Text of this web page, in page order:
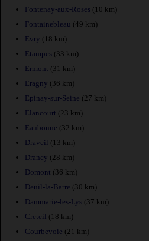
Fontenay-aux-Roses (10 km)
Fontainebleau (49 km)
Evry (18 km)
Etampes (33 km)
Ermont (31 km)
Eragny (36 km)
Epinay-sur-Seine (27 km)
Elancourt (23 km)
Eaubonne (32 km)
Draveil (13 km)
Drancy (28 km)
Domont (36 km)
Deuil-la-Barre (30 km)
Dammarie-les-Lys (37 km)
Creteil (18 km)
Courbevoie (21 km)